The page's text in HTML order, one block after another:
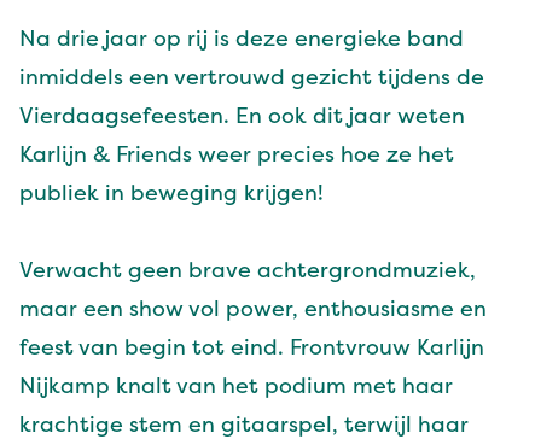
Na drie jaar op rij is deze energieke band
inmiddels een vertrouwd gezicht tijdens de
Vierdaagsefeesten. En ook dit jaar weten
Karlijn & Friends weer precies hoe ze het
publiek in beweging krijgen!
Verwacht geen brave achtergrondmuziek,
maar een show vol power, enthousiasme en
feest van begin tot eind. Frontvrouw Karlijn
Nijkamp knalt van het podium met haar
krachtige stem en gitaarspel, terwijl haar